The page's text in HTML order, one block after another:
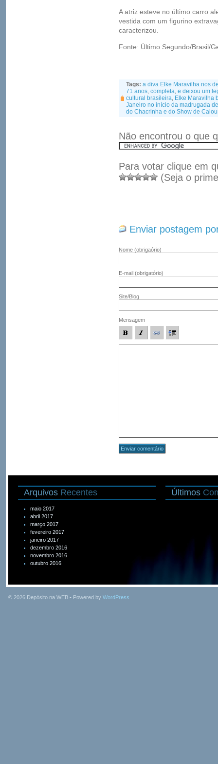
A atriz esteve no último carro
vestida com um figurino
caracterizou.
Fonte: Último Segundo/Brasil/
Tags: a diva Elke Maravilha nos
71 anos, completa, e deixou um
cultural brasileira, Elke Maravilha
Janeiro no início da madrugada
do Chacrinha e do Show de
Não encontrou o que
Para votar clique em
(Seja o
Enviar postagem
Nome (obrigaório)
E-mail (obrigatório)
Site/Blog
Mensagem
Arquivos Recentes
maio 2017
abril 2017
março 2017
fevereiro 2017
janeiro 2017
dezembro 2016
novembro 2016
outubro 2016
Últimos
© 2026 Depósito na WEB • Powered by WordPress